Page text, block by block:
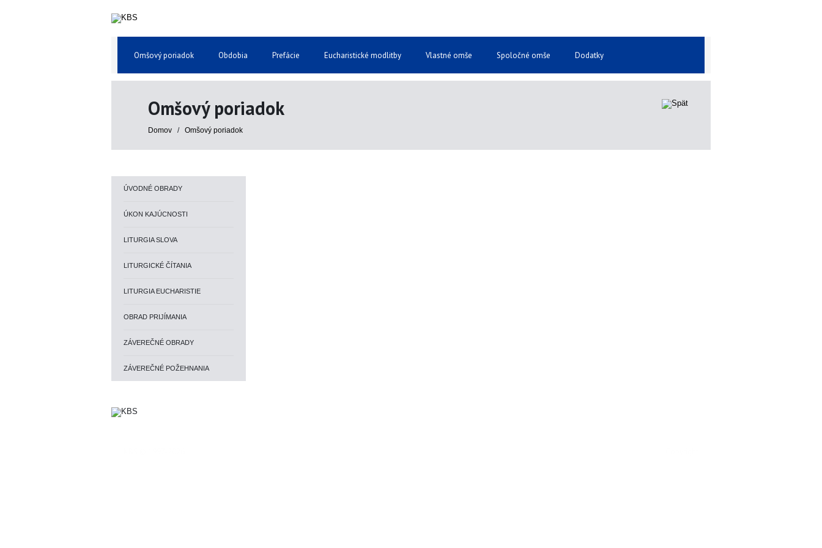
Omšový poriadok Obdobia Prefácie Eucharistické modlitby Vlastné omše Spoločné omše Dodatky
Omšový poriadok
Domov / Omšový poriadok
ÚVODNÉ OBRADY
ÚKON KAJÚCNOSTI
LITURGIA SLOVA
LITURGICKÉ ČÍTANIA
LITURGIA EUCHARISTIE
OBRAD PRIJÍMANIA
ZÁVEREČNÉ OBRADY
ZÁVEREČNÉ POŽEHNANIA